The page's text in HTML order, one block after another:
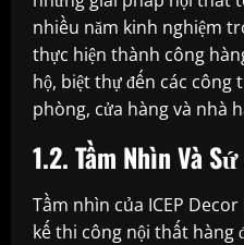
nhiều năm kinh nghiệm
thực hiện thành công
hộ, biệt thự đến các
phòng, cửa hàng và nhà
1.2. Tầm Nhìn Và
Tầm nhìn của ICEP
kế thi công nội thất hàng